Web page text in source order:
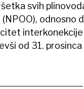
svih
odnosno
od 31.